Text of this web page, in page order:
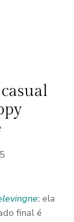
: ela
final é